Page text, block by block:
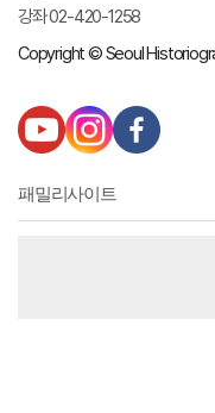
강좌 02-420-1258
Copyright © Seoul
유
튜
인
스
그
페
이
북
패밀리사이트